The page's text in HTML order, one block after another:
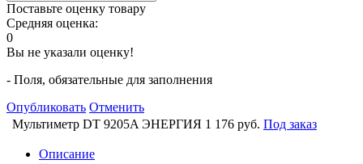
Поставьте оценку товару
Средняя оценка:
0
Вы не указали оценку!
- Поля, обязательные для заполнения
Опубликовать Отменить
Мультиметр DT 9205A ЭНЕРГИЯ 1 176 руб. Под заказ
Описание